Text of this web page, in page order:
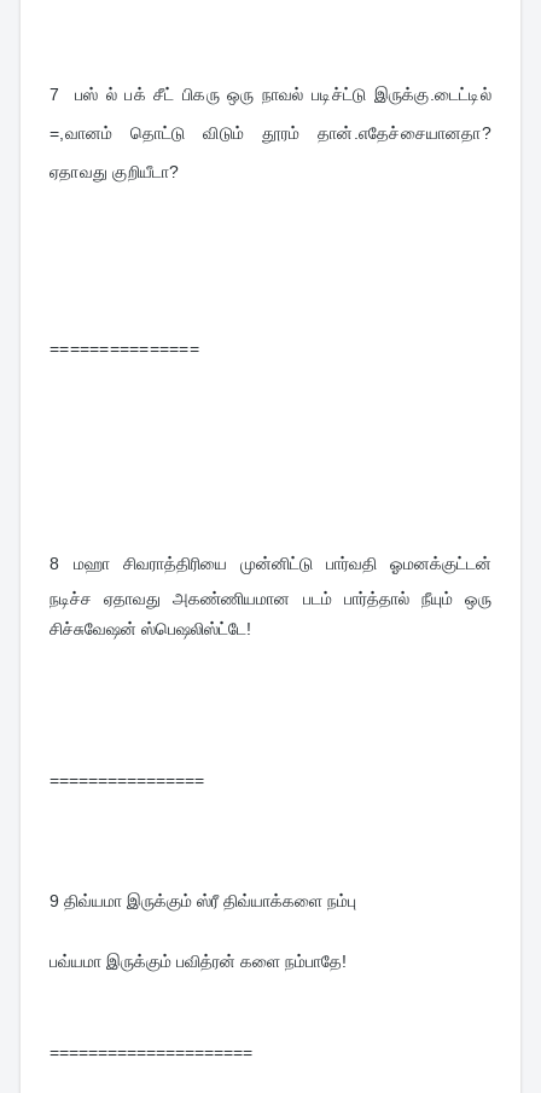
7 பஸ் ல் பக் சீட் பிகரு ஒரு நாவல் படிச்ட்டு இருக்கு.டைட்டில்
=,வானம் தொட்டு விடும் தூரம் தான்.எதேச்சையானதா?
ஏதாவது குறியீடா?
===============
8 மஹா சிவராத்திரியை முன்னிட்டு பார்வதி ஓமனக்குட்டன்
நடிச்ச ஏதாவது அகண்ணியமான படம் பார்த்தால் நீயும் ஒரு
சிச்சுவேஷன் ஸ்பெஷலிஸ்ட்டே!
================
9 திவ்யமா இருக்கும் ஸ்ரீ திவ்யாக்களை நம்பு
பவ்யமா இருக்கும் பவித்ரன் களை நம்பாதே!
=====================